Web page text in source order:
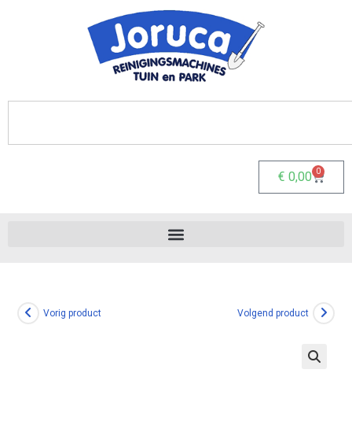
€ 0,00 0
Vorig product Volgend product